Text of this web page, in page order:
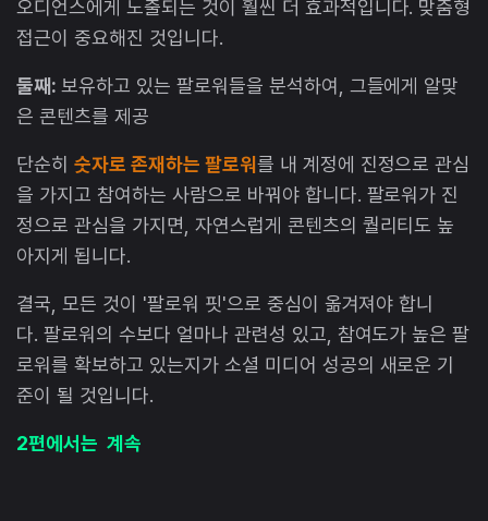
오디언스에게 노출되는 것이 훨씬 더 효과적입니다. 맞춤형
접근이 중요해진 것입니다.
둘째: 보유하고 있는 팔로워들을 분석하여, 그들에게 알맞
은 콘텐츠를 제공
단순히 숫자로 존재하는 팔로워를 내 계정에 진정으로 관심
을 가지고 참여하는 사람으로 바꿔야 합니다. 팔로워가 진
정으로 관심을 가지면, 자연스럽게 콘텐츠의 퀄리티도 높
아지게 됩니다.
결국, 모든 것이 '팔로워 핏'으로 중심이 옮겨져야 합니
다. 팔로워의 수보다 얼마나 관련성 있고, 참여도가 높은 팔
로워를 확보하고 있는지가 소셜 미디어 성공의 새로운 기
준이 될 것입니다.
2편에서는 계속